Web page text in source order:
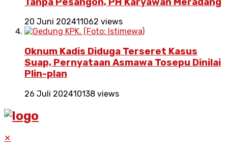
20 Juni 202411062 views
Oknum Kadis Diduga Terseret Kasus
Suap, Pernyataan Asmawa Tosepu Dinilai
Plin-plan
26 Juli 202410138 views
✕